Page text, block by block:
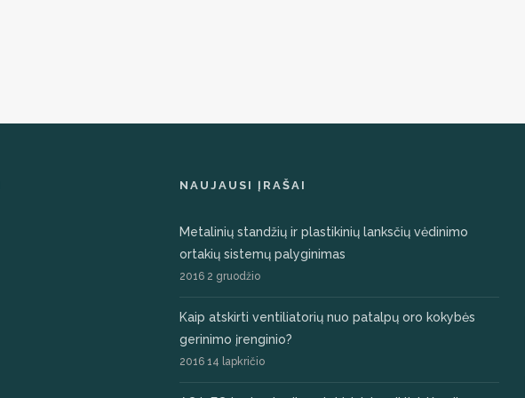
NAUJAUSI ĮRAŠAI
Metalinių standžių ir plastikinių lanksčių vėdinimo
ortakių sistemų palyginimas
2016 2 gruodžio
Kaip atskirti ventiliatorių nuo patalpų oro kokybės
gerinimo įrenginio?
2016 14 lapkričio